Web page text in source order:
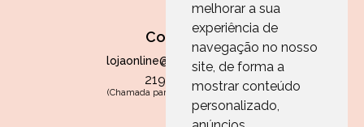
melhorar a sua
experiência de
navegação no nosso
site, de forma a
mostrar conteúdo
personalizado,
Contactos
lojaonline@paperandarts.pt
219 862 836
(Chamada para a rede fixa nacional)
Loja